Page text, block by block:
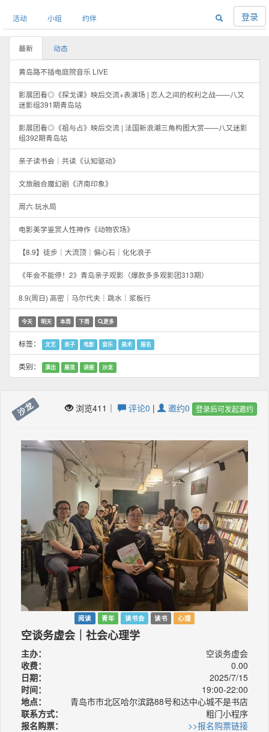
活动 小组 约伴 登录
最新 动态
黄岛路不插电庭院音乐 LIVE
影展团看◎《探戈课》映后交流+表演场 | 恋人之间的权利之战——八又
迷影组391期青岛站
影展团看◎《祖与占》映后交流 | 法国新浪潮三角构图大赏——八又迷影
组392期青岛站
亲子读书会｜共读《认知驱动》
文旅融合魔幻剧《济南印象》
周六·玩水局
电影美学鉴赏人性神作《动物农场》
【8.9】徒步｜大流顶｜偏心石｜化化浪子
《年会不能停！2》青岛亲子观影（爆款多多观影团313期）
8.9(周日) 高密｜马尔代夫｜跳水｜浆板行
今天 明天 本周 下周 更多
标签： 文艺 亲子 电影 音乐 美术 报名
类别： 演出 展览 讲座 沙龙
沙龙 浏览411｜ 评论0 | 邀约0 登录后可发起邀约
阅读 青年 读书会 读书 心理
空谈务虚会｜社会心理学
主办：
空谈务虚会
收费：
0.00
日期：
2025/7/15
时间：
19:00-22:00
地点：
青岛市市北区哈尔滨路88号和达中心城不是书店
联系方式：
粗门小程序
报名购票：
>>报名购票链接